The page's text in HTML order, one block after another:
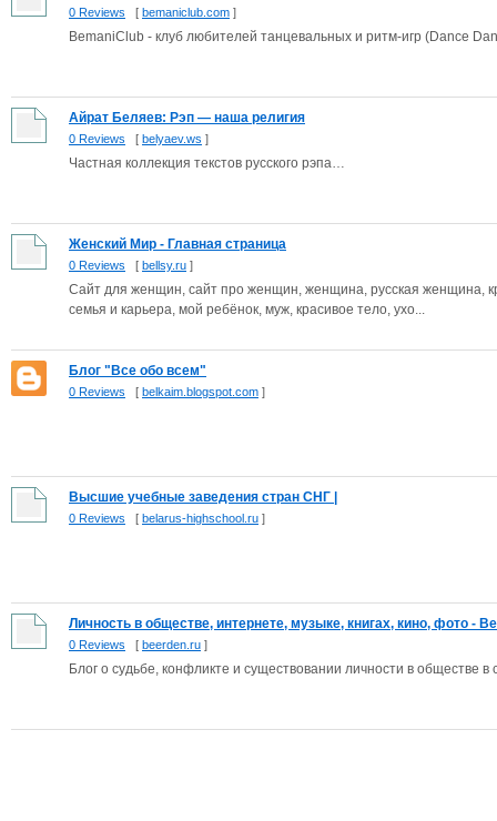
0 Reviews [ bemaniclub.com ]
BemaniClub - клуб любителей танцевальных и ритм-игр (Dance
Айрат Беляев: Рэп — наша религия
0 Reviews [ belyaev.ws ]
Частная коллекция текстов русского рэпа…
Женский Мир - Главная страница
0 Reviews [ bellsy.ru ]
Сайт для женщин, сайт про женщин, женщина, русская женщина,
семья и карьера, мой ребёнок, муж, красивое тело, ухо...
Блог "Все обо всем"
0 Reviews [ belkaim.blogspot.com ]
Высшие учебные заведения стран СНГ |
0 Reviews [ belarus-highschool.ru ]
Личность в обществе, интернете, музыке, книгах, кино, фото -
0 Reviews [ beerden.ru ]
Блог о судьбе, конфликте и существовании личности в обществе